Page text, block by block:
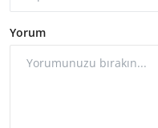
Yorum